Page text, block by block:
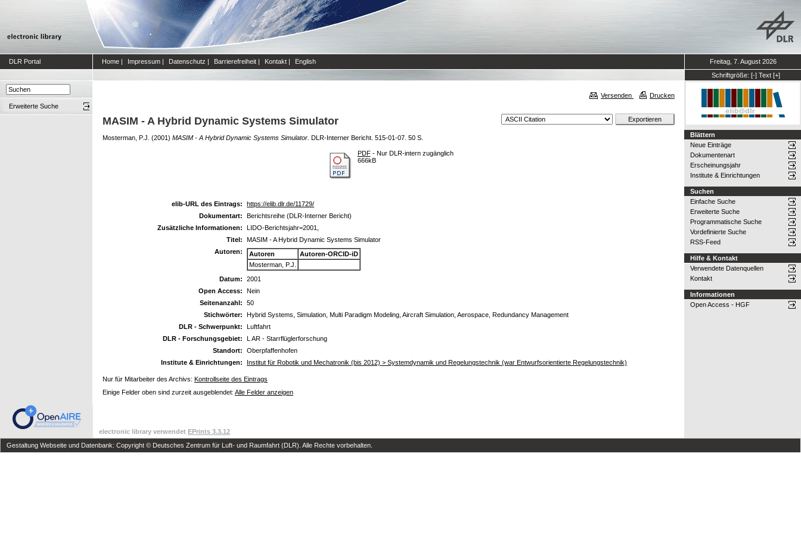
DLR Portal Home | Impressum | Datenschutz | Barrierefreiheit | Kontakt | English
Freitag, 7. August 2026
Schriftgröße: [-] Text [+]
Erweiterte Suche
Versenden Drucken
MASIM - A Hybrid Dynamic Systems Simulator
Mosterman, P.J. (2001) MASIM - A Hybrid Dynamic Systems Simulator. DLR-Interner Bericht. 515-01-07. 50 S.
PDF- Nur DLR-intern zugänglich
666kB
elib-URL des Eintrags:
https://elib.dlr.de/11729/
Dokumentart:
Berichtsreihe (DLR-Interner Bericht)
Zusätzliche Informationen:
LIDO-Berichtsjahr=2001,
Titel:
MASIM - A Hybrid Dynamic Systems Simulator
Autoren:
Autoren
Autoren-ORCID-iD
Mosterman, P.J.
Datum:
2001
Open Access:
Nein
Seitenanzahl:
50
Stichwörter:
Hybrid Systems, Simulation, Multi Paradigm Modeling, Aircraft Simulation, Aerospace, Redundancy Management
DLR - Schwerpunkt:
Luftfahrt
DLR - Forschungsgebiet:
L AR - Starrflüglerforschung
Standort:
Oberpfaffenhofen
Institute & Einrichtungen:
Institut für Robotik und Mechatronik (bis 2012) > Systemdynamik und Regelungstechnik (war Entwurfsorientierte Regelungstechnik)
Nur für Mitarbeiter des Archivs: Kontrollseite des Eintrags
Einige Felder oben sind zurzeit ausgeblendet: Alle Felder anzeigen
Blättern
Neue Einträge
Dokumentenart
Erscheinungsjahr
Institute & Einrichtungen
Suchen
Einfache Suche
Erweiterte Suche
Programmatische Suche
Vordefinierte Suche
RSS-Feed
Hilfe & Kontakt
Verwendete Datenquellen
Kontakt
Informationen
Open Access - HGF
electronic library verwendet EPrints 3.3.12
Gestaltung Webseite und Datenbank: Copyright © Deutsches Zentrum für Luft- und Raumfahrt (DLR). Alle Rechte vorbehalten.